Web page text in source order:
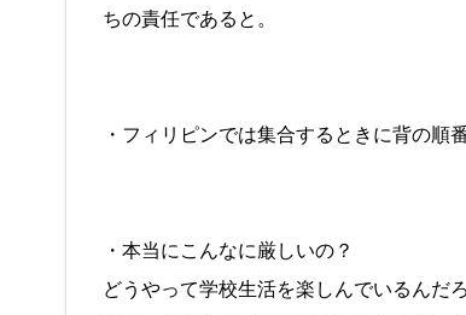
ちの責任であると。
・フィリピンでは集合するときに背の順
・本当にこんなに厳しいの？
どうやって学校生活を楽しんでいるんだろ